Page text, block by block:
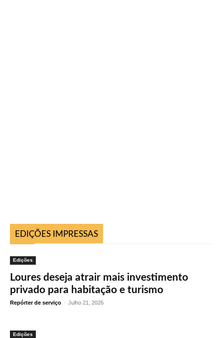
EDIÇÕES IMPRESSAS
Edições
Loures deseja atrair mais investimento
privado para habitação e turismo
Repórter de serviço - Julho 21, 2026
Edições